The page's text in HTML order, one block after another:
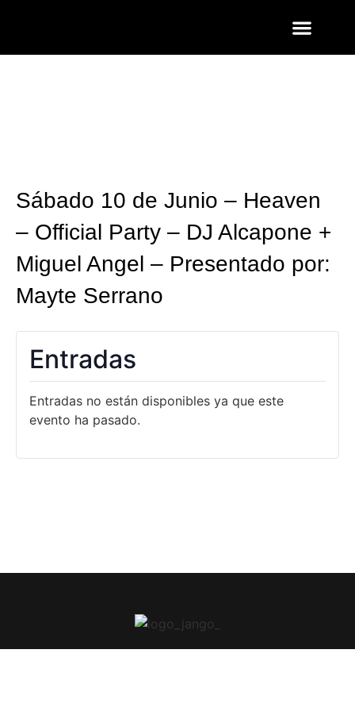
Sábado 10 de Junio – Heaven
– Official Party – DJ Alcapone +
Miguel Angel – Presentado por:
Mayte Serrano
Entradas
Entradas no están disponibles ya que este
evento ha pasado.